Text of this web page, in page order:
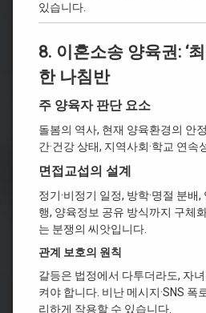
있습니다.
8. 이혼소송 양육권: ‘
한 나침반
주 양육자 판단 요소
돌봄의 역사, 현재 양육환경의 안
간·건강 상태, 지역사회·학교 연속
면접교섭의 설계
정기·비정기 일정, 방학·명절 분배
행, 양육정보 공유 방식까지 구체
는 분쟁의 씨앗입니다.
관계 보호의 원칙
갈등은 법정에서 다투더라도, 자
켜야 합니다. 비난 메시지·SNS 폭
리하게 작용할 수 있습니다.